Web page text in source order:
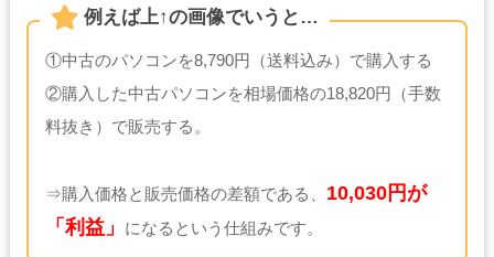
例えば上↑の画像でいうと…
①中古のパソコンを8,790円（送料込み）で購入する
②購入した中古パソコンを相場価格の18,820円（手数
料抜き）で販売する。
⇒購入価格と販売価格の差額である、 10,030円が
「利益」
になるという仕組みです。